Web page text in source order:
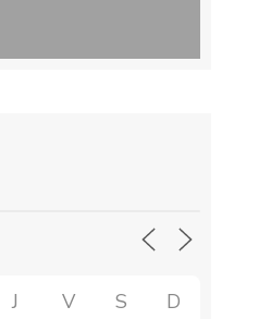
J V S D